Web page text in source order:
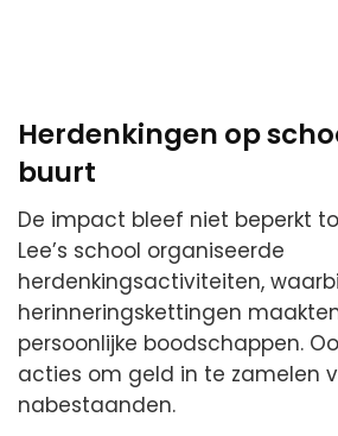
Herdenkingen op
buurt
De impact bleef niet beperkt
Lee’s school organiseerde
herdenkingsactiviteiten,
herinneringskettingen
persoonlijke boodschappen.
acties om geld in te zamelen
nabestaanden.